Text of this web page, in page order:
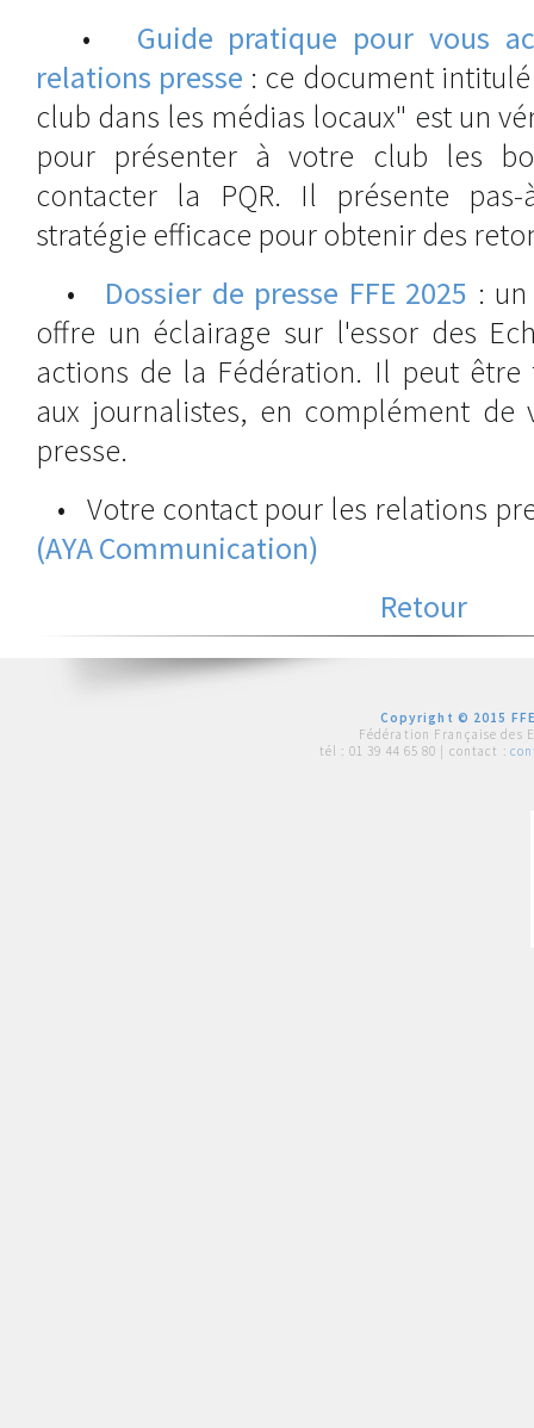
• Guide pratique pour vous
relations presse : ce document
club dans les médias locaux" est un
pour présenter à votre club les
contacter la PQR. Il présente
stratégie efficace pour obtenir des
• Dossier de presse FFE 2025 :
offre un éclairage sur l'essor des
actions de la Fédération. Il peut
aux journalistes, en complément de
presse.
• Votre contact pour les relations
(AYA Communication)
Retour
Copyright © 2015
Fédération Française des
tél : 01 39 44 65 80 | contact :